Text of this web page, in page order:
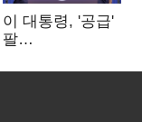
이 대통령, '공급'
팔
여 내부선